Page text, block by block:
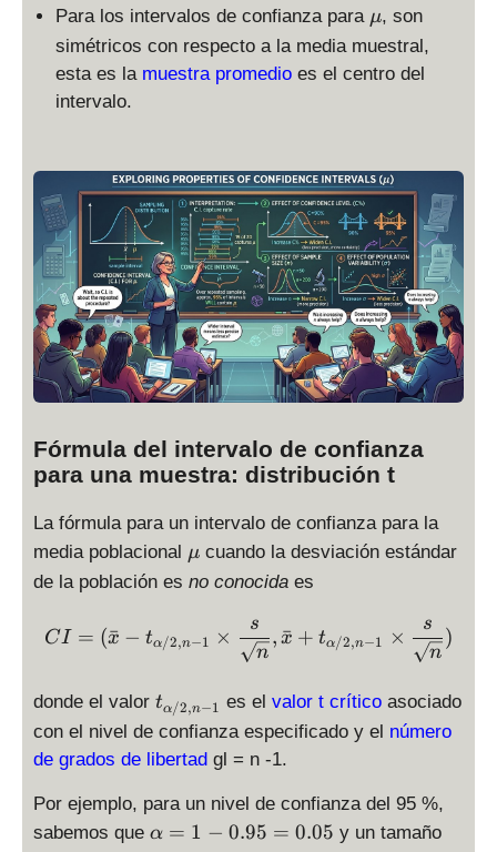
Para los intervalos de confianza para \
m
u
μ, son
simétricos con respecto a la media muestral,
esta es la muestra promedio es el centro del
intervalo.
Fórmula del intervalo de confianza
para una muestra: distribución t
La fórmula para un intervalo de confianza para la
media poblacional \
m
μ cuando la desviación estándar
de la población es no conocida es
CI = (\bar x - t_{\alpha/
CI = (x
ˉ − tα/2,n−1 ×
n
s
, x
ˉ + tα/2,n−1 ×
n
s
)
donde el valor t
_
{
\
a
p
tα/2,n−1 es el valor t crítico asociado
con el nivel de confianza especificado y el número
de grados de libertad gl = n -1.
Por ejemplo, para un nivel de confianza del 95 %,
sabemos que \
α = 1 − 0.95 = 0.05 y un tamaño